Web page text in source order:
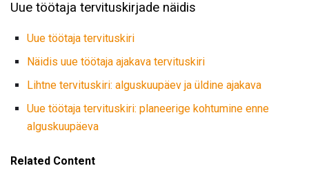
Uue töötaja tervituskirjade näidis
Uue töötaja tervituskiri
Näidis uue töötaja ajakava tervituskiri
Lihtne tervituskiri: alguskuupäev ja üldine ajakava
Uue töötaja tervituskiri: planeerige kohtumine enne
alguskuupäeva
Related Content